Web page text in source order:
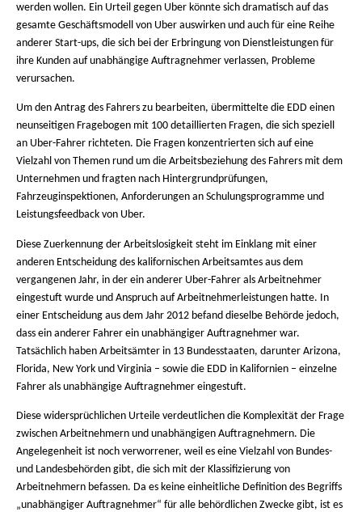
werden wollen. Ein Urteil gegen Uber könnte sich dramatisch auf das
gesamte Geschäftsmodell von Uber auswirken und auch für eine Reihe
anderer Start-ups, die sich bei der Erbringung von Dienstleistungen für
ihre Kunden auf unabhängige Auftragnehmer verlassen, Probleme
verursachen.
Um den Antrag des Fahrers zu bearbeiten, übermittelte die EDD einen
neunseitigen Fragebogen mit 100 detaillierten Fragen, die sich speziell
an Uber-Fahrer richteten. Die Fragen konzentrierten sich auf eine
Vielzahl von Themen rund um die Arbeitsbeziehung des Fahrers mit dem
Unternehmen und fragten nach Hintergrundprüfungen,
Fahrzeuginspektionen, Anforderungen an Schulungsprogramme und
Leistungsfeedback von Uber.
Diese Zuerkennung der Arbeitslosigkeit steht im Einklang mit einer
anderen Entscheidung des kalifornischen Arbeitsamtes aus dem
vergangenen Jahr, in der ein anderer Uber-Fahrer als Arbeitnehmer
eingestuft wurde und Anspruch auf Arbeitnehmerleistungen hatte. In
einer Entscheidung aus dem Jahr 2012 befand dieselbe Behörde jedoch,
dass ein anderer Fahrer ein unabhängiger Auftragnehmer war.
Tatsächlich haben Arbeitsämter in 13 Bundesstaaten, darunter Arizona,
Florida, New York und Virginia – sowie die EDD in Kalifornien – einzelne
Fahrer als unabhängige Auftragnehmer eingestuft.
Diese widersprüchlichen Urteile verdeutlichen die Komplexität der Frage
zwischen Arbeitnehmern und unabhängigen Auftragnehmern. Die
Angelegenheit ist noch verworrener, weil es eine Vielzahl von Bundes-
und Landesbehörden gibt, die sich mit der Klassifizierung von
Arbeitnehmern befassen. Da es keine einheitliche Definition des Begriffs
„unabhängiger Auftragnehmer“ für alle behördlichen Zwecke gibt, ist es